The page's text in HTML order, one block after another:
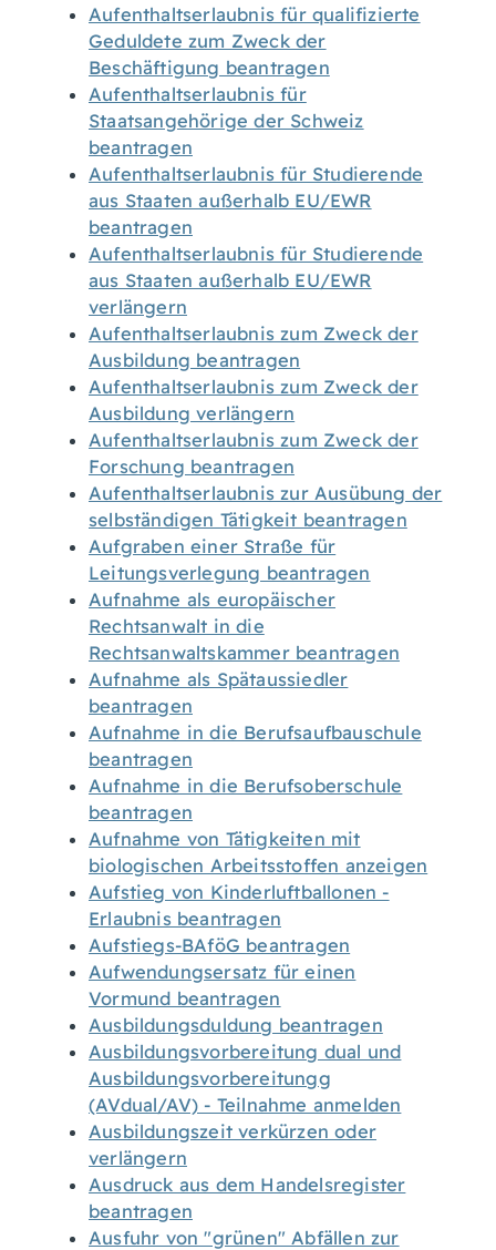
Aufenthaltserlaubnis für qualifizierte
Geduldete zum Zweck der
Beschäftigung beantragen
Aufenthaltserlaubnis für
Staatsangehörige der Schweiz
beantragen
Aufenthaltserlaubnis für Studierende
aus Staaten außerhalb EU/EWR
beantragen
Aufenthaltserlaubnis für Studierende
aus Staaten außerhalb EU/EWR
verlängern
Aufenthaltserlaubnis zum Zweck der
Ausbildung beantragen
Aufenthaltserlaubnis zum Zweck der
Ausbildung verlängern
Aufenthaltserlaubnis zum Zweck der
Forschung beantragen
Aufenthaltserlaubnis zur Ausübung der
selbständigen Tätigkeit beantragen
Aufgraben einer Straße für
Leitungsverlegung beantragen
Aufnahme als europäischer
Rechtsanwalt in die
Rechtsanwaltskammer beantragen
Aufnahme als Spätaussiedler
beantragen
Aufnahme in die Berufsaufbauschule
beantragen
Aufnahme in die Berufsoberschule
beantragen
Aufnahme von Tätigkeiten mit
biologischen Arbeitsstoffen anzeigen
Aufstieg von Kinderluftballonen -
Erlaubnis beantragen
Aufstiegs-BAföG beantragen
Aufwendungsersatz für einen
Vormund beantragen
Ausbildungsduldung beantragen
Ausbildungsvorbereitung dual und
Ausbildungsvorbereitungg
(AVdual/AV) - Teilnahme anmelden
Ausbildungszeit verkürzen oder
verlängern
Ausdruck aus dem Handelsregister
beantragen
Ausfuhr von "grünen" Abfällen zur